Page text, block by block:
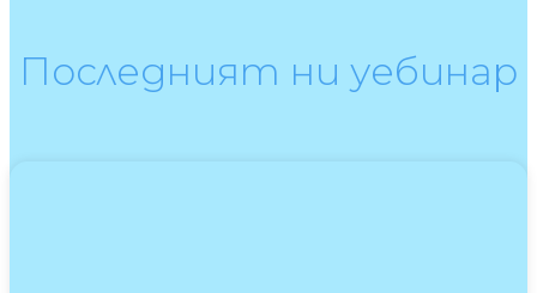
Последният ни уебинар